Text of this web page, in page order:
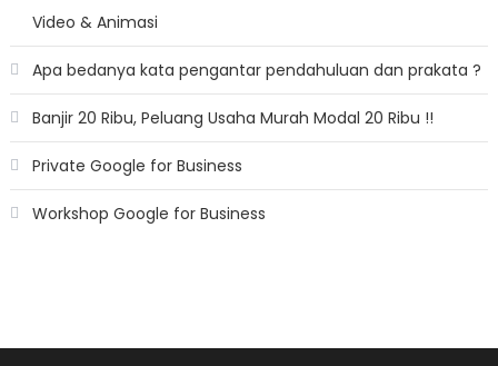
Video & Animasi
Apa bedanya kata pengantar pendahuluan dan prakata ?
Banjir 20 Ribu, Peluang Usaha Murah Modal 20 Ribu !!
Private Google for Business
Workshop Google for Business